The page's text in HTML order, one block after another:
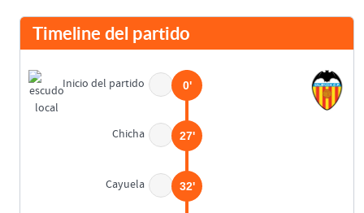
Timeline del partido
Inicio del partido 0'
Chicha 27'
Cayuela 32'